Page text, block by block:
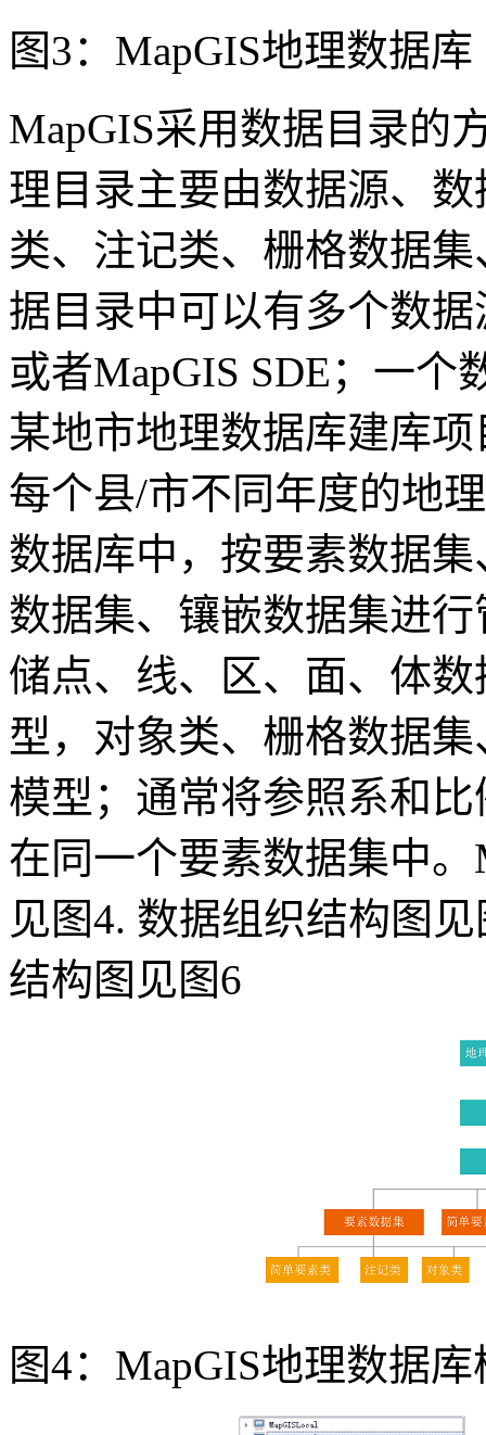
图3：MapGIS地理数据库
MapGIS采用数据目录的
理目录主要由数据源、
类、注记类、栅格数据
据目录中可以有多个数
或者MapGIS SDE；一
某地市地理数据库建库
每个县/市不同年度的地
数据库中，按要素数据
数据集、镶嵌数据集进
储点、线、区、面、体
型，对象类、栅格数据
模型；通常将参照系和
在同一个要素数据集中
见图4. 数据组织结构图
结构图见图6
图4：MapGIS地理数据